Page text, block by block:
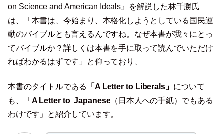
on Science and American Ideals』を解説した林千勝氏
は、「本書は、今始まり、本格化しようとしている国民運
動のバイブルとも言えるんですね。なぜ本書が我々にとっ
てバイブルか？詳しくは本書を手に取って読んでいただけ
ればわかるはずです」と仰っており、
本書のタイトルである 「A Letter to Liberals」 について
も、「 A Letter to Japanese （日本人への手紙）でもある
わけです」と紹介しています。